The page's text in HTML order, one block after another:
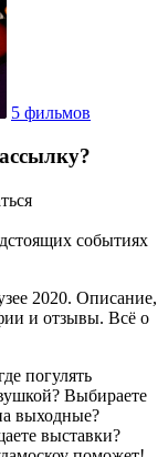
5 фильмов
событиях
2020. Описание,
и отзывы. Всё о
погулять
Выбираете
выходные?
выставки?